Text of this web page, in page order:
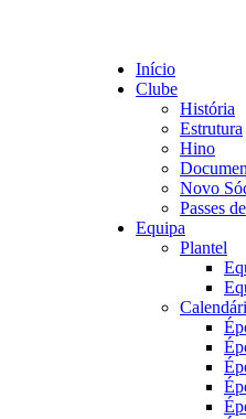
Início
Clube
História
Estrutura
Hino
Novo
Passes
Equipa
Plantel